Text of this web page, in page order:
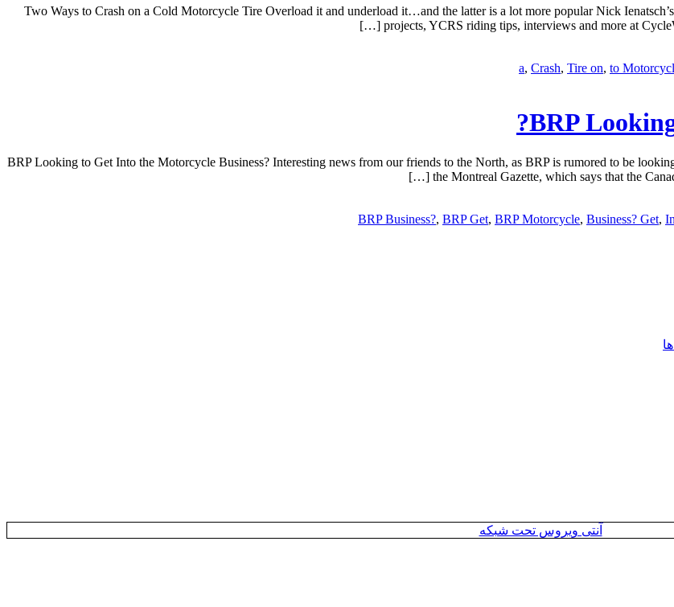
Two Ways to Crash on a Cold Motorcycle Tire Overload it and underload it…and the latter is a lot more popular Nick
projects, YCRS riding tips, interviews and more at
a, Crash, Tire on, to
BRP
BRP Looking to Get Into the Motorcycle Business? Interesting news from our friends to the North, as BRP is rumored to be
the Montreal Gazette, which says that the
BRP Business?, BRP Get, BRP Motorcycle, Business? Get,
آنتی ویروس تحت شبکه